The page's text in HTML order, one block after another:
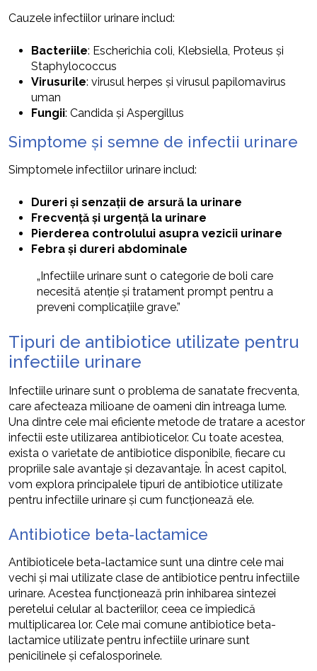
Cauzele infectiilor urinare includ:
Bacteriile: Escherichia coli, Klebsiella, Proteus și
Staphylococcus
Virusurile: virusul herpes și virusul papilomavirus
uman
Fungii: Candida și Aspergillus
Simptome și semne de infectii urinare
Simptomele infectiilor urinare includ:
Dureri și senzații de arsură la urinare
Frecvență și urgență la urinare
Pierderea controlului asupra vezicii urinare
Febra și dureri abdominale
„Infectiile urinare sunt o categorie de boli care
necesită atenție și tratament prompt pentru a
preveni complicațiile grave.”
Tipuri de antibiotice utilizate pentru
infectiile urinare
Infectiile urinare sunt o problema de sanatate frecventa,
care afecteaza milioane de oameni din intreaga lume.
Una dintre cele mai eficiente metode de tratare a acestor
infectii este utilizarea antibioticelor. Cu toate acestea,
exista o varietate de antibiotice disponibile, fiecare cu
propriile sale avantaje și dezavantaje. În acest capitol,
vom explora principalele tipuri de antibiotice utilizate
pentru infectiile urinare și cum funcționează ele.
Antibiotice beta-lactamice
Antibioticele beta-lactamice sunt una dintre cele mai
vechi și mai utilizate clase de antibiotice pentru infectiile
urinare. Acestea funcționează prin inhibarea sintezei
peretelui celular al bacteriilor, ceea ce împiedică
multiplicarea lor. Cele mai comune antibiotice beta-
lactamice utilizate pentru infectiile urinare sunt
penicilinele și cefalosporinele.